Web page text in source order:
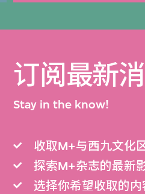
订阅最新消
Stay in the know!
收取M+与西九文化
探索M+杂志的最新
选择你希望收取的内